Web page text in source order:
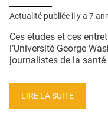
L'APP
PUBLICITÉ
CONTACT
Actualité publiée il y a 7
Ces études et ces
l’Université George
journalistes de la santé
LIRE LA SUITE